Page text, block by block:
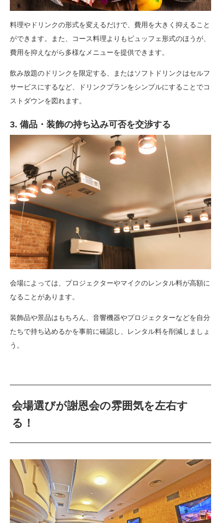
料理やドリンクの形式を変えるだけで、費用を大きく抑えること
ができます。また、コース料理よりもビュッフェ形式のほうが、
費用を抑えながら多様なメニューを提供できます。
飲み放題のドリンクを限定する、またはソフトドリンクはセルフ
サービスにするなど、ドリンクプランをシンプルにすることでコ
ストダウンを図れます。
3. 備品・装飾の持ち込み可否を交渉する
会場によっては、プロジェクターやマイクのレンタル料が高額に
なることがあります。
装飾品や景品はもちろん、音響機器やプロジェクターなどを自分
たちで持ち込めるかを事前に確認し、レンタル料を削減しましょ
う。
会場選びが謝恩会の雰囲気を左右す
る！